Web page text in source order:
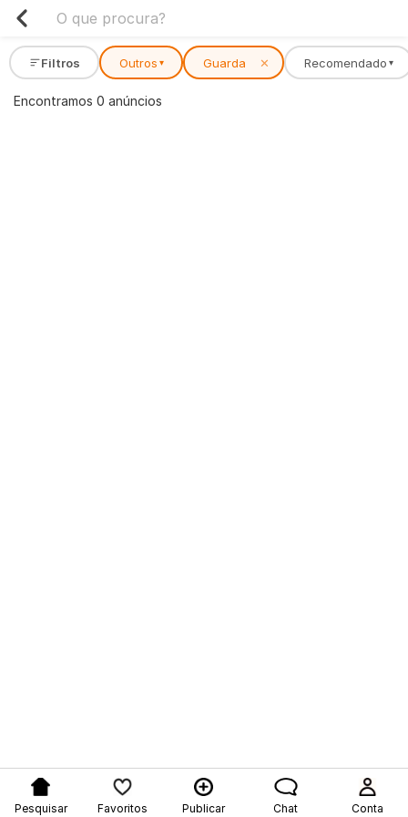
Filtros Outros ▾ Guarda ✕ Recomendado ▾
Encontramos 0 anúncios
Pesquisar Favoritos Publicar Chat Conta